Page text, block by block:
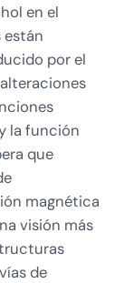
en el
están
por el
la función
que
magnética
visión más
de